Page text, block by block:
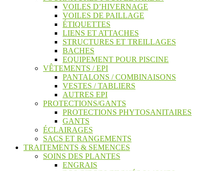
VOILES D’HIVERNAGE
VOILES DE PAILLAGE
ÉTIQUETTES
LIENS ET ATTACHES
STRUCTURES ET TREILLAGES
BACHES
EQUIPEMENT POUR PISCINE
VÊTEMENTS / EPI
PANTALONS / COMBINAISONS
VESTES / TABLIERS
AUTRES EPI
PROTECTIONS/GANTS
PROTECTIONS PHYTOSANITAIRES
GANTS
ÉCLAIRAGES
SACS ET RANGEMENTS
TRAITEMENTS & SEMENCES
SOINS DES PLANTES
ENGRAIS